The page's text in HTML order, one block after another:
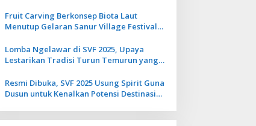
Fruit Carving Berkonsep Biota Laut
Menutup Gelaran Sanur Village Festival
Lomba Ngelawar di SVF 2025, Upaya
Lestarikan Tradisi Turun Temurun yang
Resmi Dibuka, SVF 2025 Usung Spirit Guna
Dusun untuk Kenalkan Potensi Destinasi